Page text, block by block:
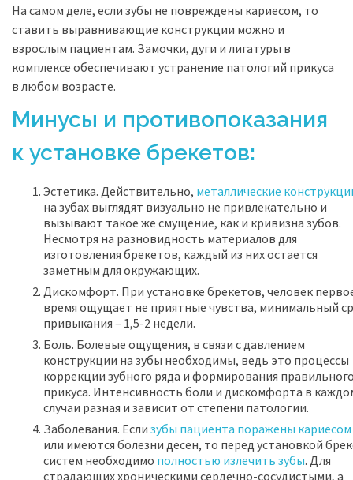
На самом деле, если зубы не повреждены кариесом, то
ставить выравнивающие конструкции можно и
взрослым пациентам. Замочки, дуги и лигатуры в
комплексе обеспечивают устранение патологий прикуса
в любом возрасте.
Минусы и противопоказания
к установке брекетов:
Эстетика. Действительно, металлические
на зубах выглядят визуально не привлекательно и
вызывают такое же смущение, как и кривизна зубов.
Несмотря на разновидность материалов для
изготовления брекетов, каждый из них остается
заметным для окружающих.
Дискомфорт. При установке брекетов, человек
время ощущает не приятные чувства, минимальный
привыкания – 1,5-2 недели.
Боль. Болевые ощущения, в связи с давлением
конструкции на зубы необходимы, ведь это процессы
коррекции зубного ряда и формирования
прикуса. Интенсивность боли и дискомфорта в
случаи разная и зависит от степени патологии.
Заболевания. Если зубы пациента поражены кариесом
или имеются болезни десен, то перед установкой
систем необходимо полностью излечить зубы. Для
страдающих хроническими сердечно-сосудистыми, а